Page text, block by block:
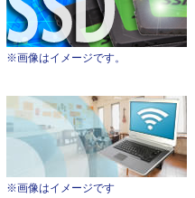
※画像はイメージです。
※画像はイメージです